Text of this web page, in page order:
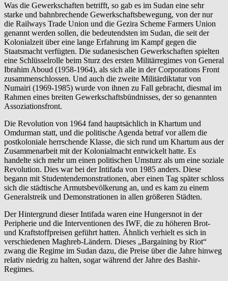
Was die Gewerkschaften betrifft, so gab es im Sudan eine sehr
starke und bahnbrechende Gewerkschaftsbewegung, von der nur
die Railways Trade Union und die Gezira Scheme Farmers Union
genannt werden sollen, die bedeutendsten im Sudan, die seit der
Kolonialzeit über eine lange Erfahrung im Kampf gegen die
Staatsmacht verfügten. Die sudanesischen Gewerkschaften spielten
eine Schlüsselrolle beim Sturz des ersten Militärregimes von General
Ibrahim Aboud (1958-1964), als sich alle in der Corporations Front
zusammenschlossen. Und auch die zweite Militärdiktatur von
Numairi (1969-1985) wurde von ihnen zu Fall gebracht, diesmal im
Rahmen eines breiten Gewerkschaftsbündnisses, der so genannten
Assoziationsfront.
Die Revolution von 1964 fand hauptsächlich in Khartum und
Omdurman statt, und die politische Agenda betraf vor allem die
postkoloniale herrschende Klasse, die sich rund um Khartum aus der
Zusammenarbeit mit der Kolonialmacht entwickelt hatte. Es
handelte sich mehr um einen politischen Umsturz als um eine soziale
Revolution. Dies war bei der Intifada von 1985 anders. Diese
begann mit Studentendemonstrationen, aber einen Tag später schloss
sich die städtische Armutsbevölkerung an, und es kam zu einem
Generalstreik und Demonstrationen in allen größeren Städten.
Der Hintergrund dieser Intifada waren eine Hungersnot in der
Peripherie und die Interventionen des IWF, die zu höheren Brot-
und Kraftstoffpreisen geführt hatten. Ähnlich verhielt es sich in
verschiedenen Maghreb-Ländern. Dieses „Bargaining by Riot“
zwang die Regime im Sudan dazu, die Preise über die Jahre hinweg
relativ niedrig zu halten, sogar während der Jahre des Bashir-
Regimes.